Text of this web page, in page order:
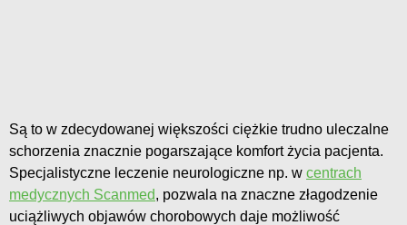
Są to w zdecydowanej większości ciężkie trudno uleczalne
schorzenia znacznie pogarszające komfort życia pacjenta.
Specjalistyczne leczenie neurologiczne np. w centrach
medycznych Scanmed, pozwala na znaczne złagodzenie
uciążliwych objawów chorobowych daje możliwość